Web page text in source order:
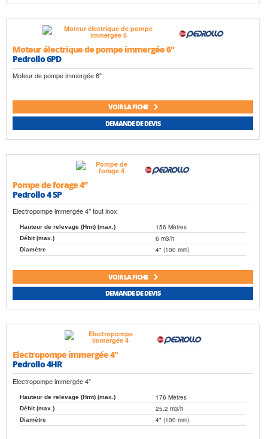
Moteur électrique de pompe immergée 6"
Pedrollo 6PD
Moteur de pompe immergée 6"
VOIR LA FICHE
DEMANDE DE DEVIS
Pompe de forage 4"
Pedrollo 4 SP
Electropompe immergée 4’’ tout inox
Hauteur de relevage (Hmt) (max.) 156 Mètres
Débit (max.) 6 m3/h
Diamètre 4" (100 mm)
VOIR LA FICHE
DEMANDE DE DEVIS
Electropompe immergée 4"
Pedrollo 4HR
Electropompe immergée 4"
Hauteur de relevage (Hmt) (max.) 176 Mètres
Débit (max.) 25.2 m3/h
Diamètre 4" (100 mm)